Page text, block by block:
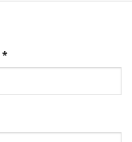
*Erforderlich